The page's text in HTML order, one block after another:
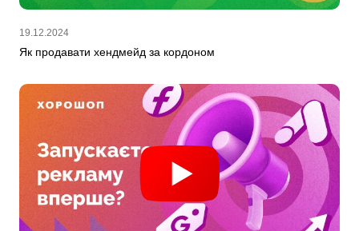
19.12.2024
Як продавати хендмейд за кордоном